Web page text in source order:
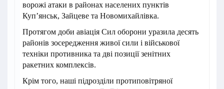
ворожі атаки в районах населених пунктів
Куп’янськ, Зайцеве та Новомихайлівка.
Протягом доби авіація Сил оборони уразила десять
районів зосередження живої сили і військової
техніки противника та дві позиції зенітних
ракетних комплексів.
Крім того, наші підрозділи протиповітряної